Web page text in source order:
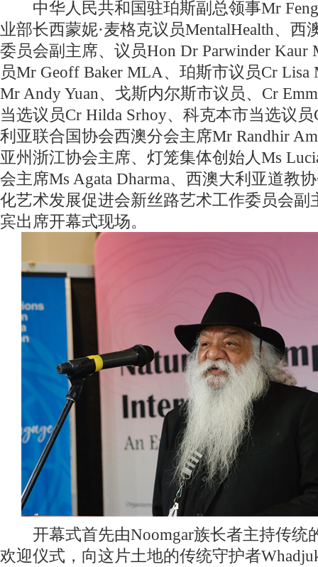
中华人民共和国驻珀斯副总领事Mr
业部长西蒙妮·麦格克议员MentalHealth、西
委员会副主席、议员Hon Dr Parwinder Kaur
员Mr Geoff Baker MLA、珀斯市议员Cr Lisa
Mr Andy Yuan、戈斯内尔斯市议员、Cr
当选议员Cr Hilda Srhoy、科克本市当选议员
利亚联合国协会西澳分会主席Mr Randhir
亚州浙江协会主席、灯笼集体创始人Ms
会主席Ms Agata Dharma、西澳大利亚道教
化艺术发展促进会新丝路艺术工作委员会副
宾出席开幕式现场。
开幕式首先由Noomgar族长者主持传统的
欢迎仪式，向这片土地的传统守护者